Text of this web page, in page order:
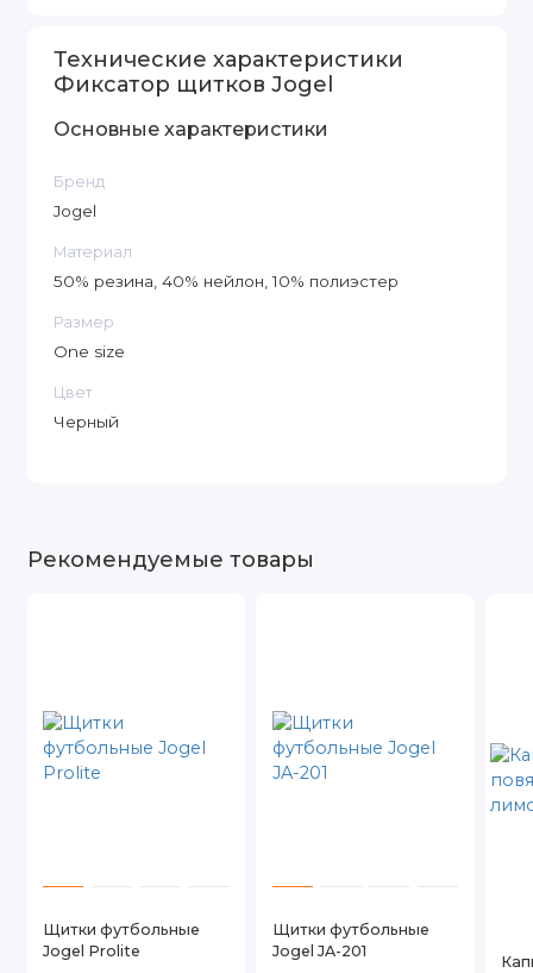
Технические характеристики
Фиксатор щитков Jogel
Основные характеристики
Бренд
Jogel
Материал
50% резина, 40% нейлон, 10% полиэстер
Размер
One size
Цвет
Черный
Рекомендуемые товары
Щитки футбольные
Jogel Prolite
Щитки футбольные
Jogel JA-201